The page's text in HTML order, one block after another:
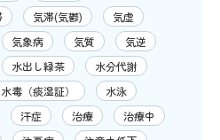
気滞(気鬱)
気虚
気象病 気質
気逆
水出し緑茶
水分代謝
水毒（痰湿証）
水泳
汗症 治療
治療中